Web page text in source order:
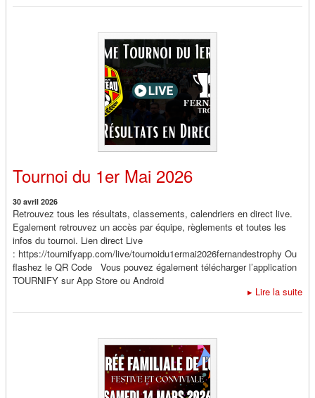
Tournoi du 1er Mai 2026
30 avril 2026
Retrouvez tous les résultats, classements, calendriers en direct live.
Egalement retrouvez un accès par équipe, règlements et toutes les
infos du tournoi. Lien direct Live
: https://tournifyapp.com/live/tournoidu1ermai2026fernandestrophy Ou
flashez le QR Code Vous pouvez également télécharger l’application
TOURNIFY sur App Store ou Android
▸ Lire la suite